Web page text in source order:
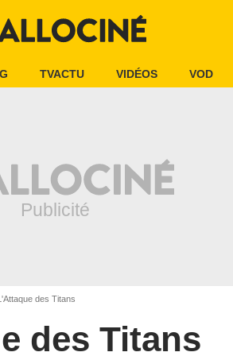
TVACTU VIDÉOS VOD
des Titans
des Titans